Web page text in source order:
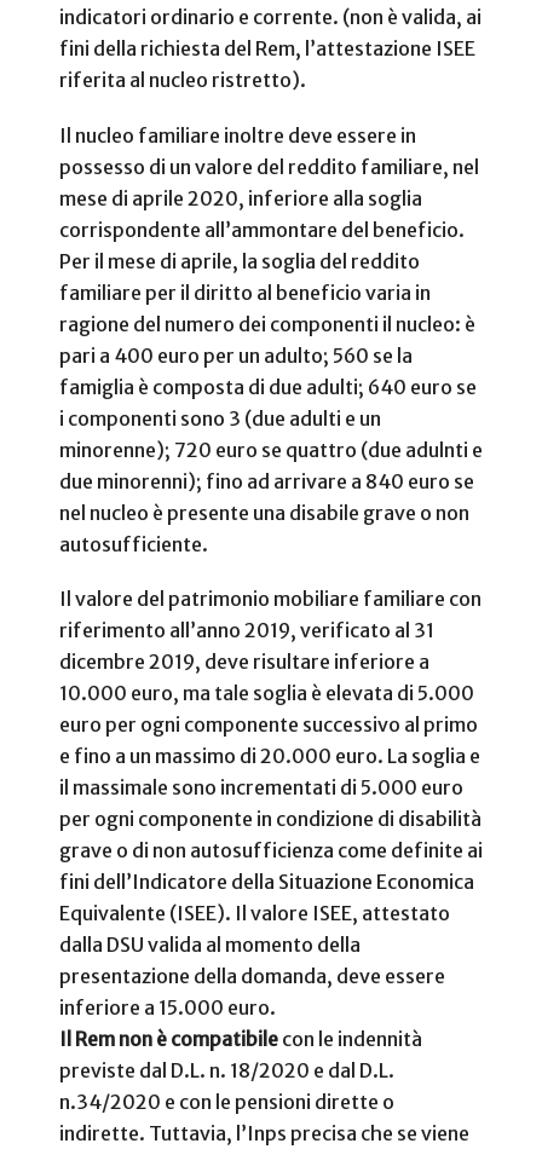
indicatori ordinario e corrente. (non è valida, ai
fini della richiesta del Rem, l’attestazione ISEE
riferita al nucleo ristretto).
Il nucleo familiare inoltre deve essere in
possesso di un valore del reddito familiare, nel
mese di aprile 2020, inferiore alla soglia
corrispondente all’ammontare del beneficio.
Per il mese di aprile, la soglia del reddito
familiare per il diritto al beneficio varia in
ragione del numero dei componenti il nucleo: è
pari a 400 euro per un adulto; 560 se la
famiglia è composta di due adulti; 640 euro se
i componenti sono 3 (due adulti e un
minorenne); 720 euro se quattro (due adulnti e
due minorenni); fino ad arrivare a 840 euro se
nel nucleo è presente una disabile grave o non
autosufficiente.
Il valore del patrimonio mobiliare familiare con
riferimento all’anno 2019, verificato al 31
dicembre 2019, deve risultare inferiore a
10.000 euro, ma tale soglia è elevata di 5.000
euro per ogni componente successivo al primo
e fino a un massimo di 20.000 euro. La soglia e
il massimale sono incrementati di 5.000 euro
per ogni componente in condizione di disabilità
grave o di non autosufficienza come definite ai
fini dell’Indicatore della Situazione Economica
Equivalente (ISEE). Il valore ISEE, attestato
dalla DSU valida al momento della
presentazione della domanda, deve essere
inferiore a 15.000 euro.
Il Rem non è compatibile con le indennità
previste dal D.L. n. 18/2020 e dal D.L.
n.34/2020 e con le pensioni dirette o
indirette. Tuttavia, l’Inps precisa che se viene